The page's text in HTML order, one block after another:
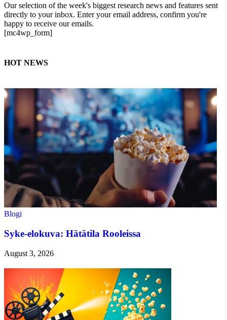
Our selection of the week's biggest research news and features sent
directly to your inbox. Enter your email address, confirm you're
happy to receive our emails.
[mc4wp_form]
HOT NEWS
Blogi
Syke-elokuva: Hätätila Rooleissa
August 3, 2026